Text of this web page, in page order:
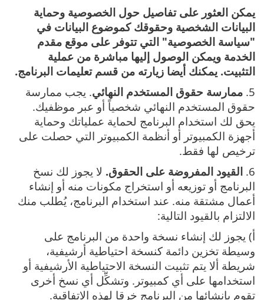
يمكن العثور على تفاصيل حول الخصوصية وحماية
البيانات الشخصية وحقوقك كموضوع البيانات في
"سياسة الخصوصية" التي تتوفر على موقع مقدم
الخدمة ويمكن الوصول إليها مباشرة من عملية
التثبيت. يمكنك أيضا زيارته من قسم تعليمات البرنامج.
5. ممارسة حقوق المستخدم النهائي. يجب ممارسة
حقوق المستخدم النهائي شخصياً أو عبر موظفيك.
يحق لك استخدام البرنامج لحماية عملياتك وحماية
أجهزة الكمبيوتر أو أنظمة الكمبيوتر التي حصلت على
ترخيص لها فقط.
6. القيود المفروضة على الحقوق. لا يجوز لك نسخ
البرنامج أو توزيعه أو استخراج مكونات منه أو إنشاء
أعمال مشتقة منه. عند استخدام البرنامج، يُطلب منك
الالتزام بالقيود التالية:
أ) ‎يجوز لك إنشاء نسخة واحدة من البرنامج على
وسيطة تخزين دائمة كنسخة احتياطية أرشيفية،
شريطة ألا يتم تثبيت النسخة الاحتياطية الأرشيفية أو
استخدامها على أي كمبيوتر‎. وتشكِّل أي نسخ أخرى
تقوم بإنشائها من البرنامج خرقا لهذه الاتفاقية.